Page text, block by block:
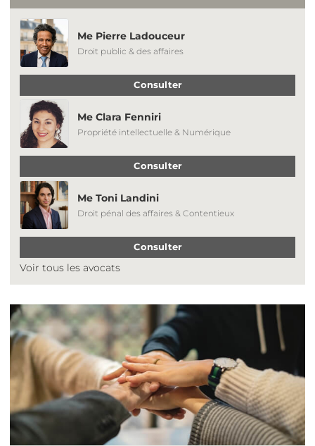
Me Pierre Ladouceur
Droit public & des affaires
Consulter
Me Clara Fenniri
Propriété intellectuelle & Numérique
Consulter
Me Toni Landini
Droit pénal des affaires & Contentieux
Consulter
Voir tous les avocats